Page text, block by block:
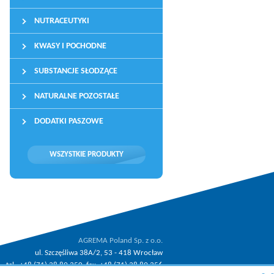
NUTRACEUTYKI
KWASY I POCHODNE
SUBSTANCJE SŁODZĄCE
NATURALNE POZOSTAŁE
DODATKI PASZOWE
WSZYSTKIE PRODUKTY
AGREMA Poland Sp. z o.o.
ul. Szczęśliwa 38A/2, 53 - 418 Wrocław
tel.: +48 (71) 38 89 350, fax: +48 (71) 38 89 356